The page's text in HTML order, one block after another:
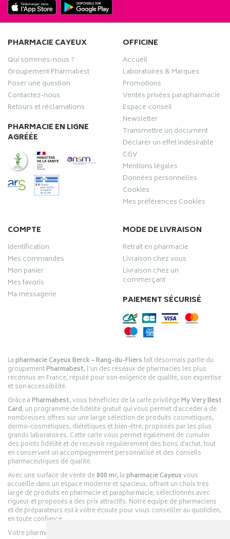
PHARMACIE CAYEUX
Qui sommes-nous ?
Groupement Pharmabest
Poser une question
Contactez-nous
Retours et réclamations
PHARMACIE EN LIGNE
AGRÉÉE
OFFICINE
Accueil
Laboratoires & Marques
Promotions
Ventes privées parapharmacie
Espace conseil
Newsletter
Transmettre un document
Déclarer un effet indésirable
CGV
Mentions légales
Données personnelles
Cookies
Mes préférences Cookies
COMPTE
Identification
Mes commandes
Mon panier
Mes favoris
Ma messagerie
MODE DE LIVRAISON
Retrait en pharmacie
Livraison chez vous
Livraison chez un
commerçant
PAIEMENT SÉCURISÉ
Lapharmacie Cayeux Berck – Rang-du-Fliersfait désormais partie du
groupementPharmabest, l’un des réseaux de pharmacies les plus
reconnus en France, réputé pour son exigence de qualité, son expertise
et son accessibilité.
Grâce àPharmabest, vous bénéficiez de la carte privilègeMy Very Best
Card, un programme de fidélité gratuit qui vous permet d’accéder à de
nombreuses offres sur une large sélection de produits cosmétiques,
dermo-cosmétiques, diététiques et bien-être, proposés par les plus
grands laboratoires. Cette carte vous permet également de cumuler
des points fidélité et de recevoir régulièrement des bons d’achat, tout
en conservant un accompagnement personnalisé et des conseils
pharmaceutiques de qualité.
Avec une surface de vente de800 m², lapharmacie Cayeuxvous
accueille dans un espace moderne et spacieux, offrant un choix très
large de produits en pharmacie et parapharmacie, sélectionnés avec
rigueur et proposés à des prix attractifs. Notre équipe de pharmaciens
et de préparateurs est à votre écoute pour vous conseiller au quotidien,
en toute confiance.
Votre pharmacie en ligne :